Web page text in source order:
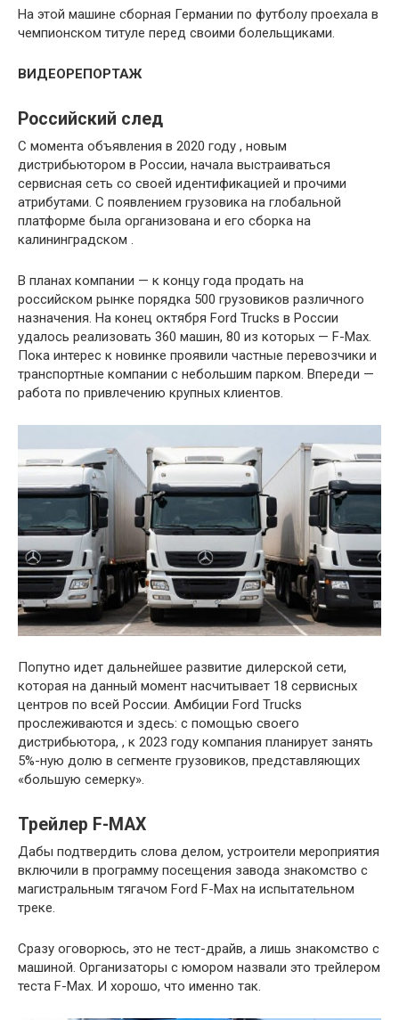
На этой машине сборная Германии по футболу проехала в
чемпионском титуле перед своими болельщиками.
ВИДЕОРЕПОРТАЖ
Российский след
С момента объявления в 2020 году , новым
дистрибьютором в России, начала выстраиваться
сервисная сеть со своей идентификацией и прочими
атрибутами. С появлением грузовика на глобальной
платформе была организована и его сборка на
калининградском .
В планах компании — к концу года продать на
российском рынке порядка 500 грузовиков различного
назначения. На конец октября Ford Trucks в России
удалось реализовать 360 машин, 80 из которых — F-Max.
Пока интерес к новинке проявили частные перевозчики и
транспортные компании с небольшим парком. Впереди —
работа по привлечению крупных клиентов.
Попутно идет дальнейшее развитие дилерской сети,
которая на данный момент насчитывает 18 сервисных
центров по всей России. Амбиции Ford Trucks
прослеживаются и здесь: с помощью своего
дистрибьютора, , к 2023 году компания планирует занять
5%-ную долю в сегменте грузовиков, представляющих
«большую семерку».
Трейлер F-MAX
Дабы подтвердить слова делом, устроители мероприятия
включили в программу посещения завода знакомство с
магистральным тягачом Ford F-Max на испытательном
треке.
Сразу оговорюсь, это не тест-драйв, а лишь знакомство с
машиной. Организаторы с юмором назвали это трейлером
теста F-Max. И хорошо, что именно так.